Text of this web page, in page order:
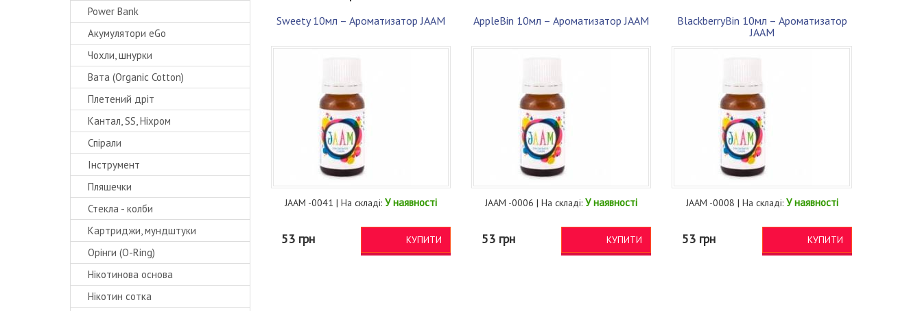
Power Bank
Акумулятори eGo
Чохли, шнурки
Вата (Organic Cotton)
Плетений дріт
Кантал, SS, Ніхром
Спірали
Інструмент
Пляшечки
Стекла - колби
Картриджи, мундштуки
Орінги (O-Ring)
Нікотинова основа
Нікотин сотка
Sweety 10мл – Ароматизатор JAAM
JAAM -0041 | На складі: У наявності
53 грн КУПИТИ
AppleBin 10мл – Ароматизатор JAAM
JAAM -0006 | На складі:У наявності
53 грн КУПИТИ
BlackberryBin 10мл – Ароматизатор
JAAM
JAAM -0008 | На складі: У наявності
53 грн КУПИТИ